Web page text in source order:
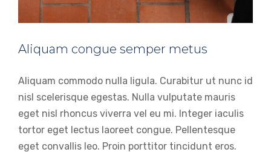
Aliquam congue semper metus
Aliquam commodo nulla ligula. Curabitur ut nunc id
nisl scelerisque egestas. Nulla vulputate mauris
eget nisl rhoncus viverra vel eu mi. Integer iaculis
tortor eget lectus laoreet congue. Pellentesque
eget convallis leo. Proin porttitor tincidunt eros.